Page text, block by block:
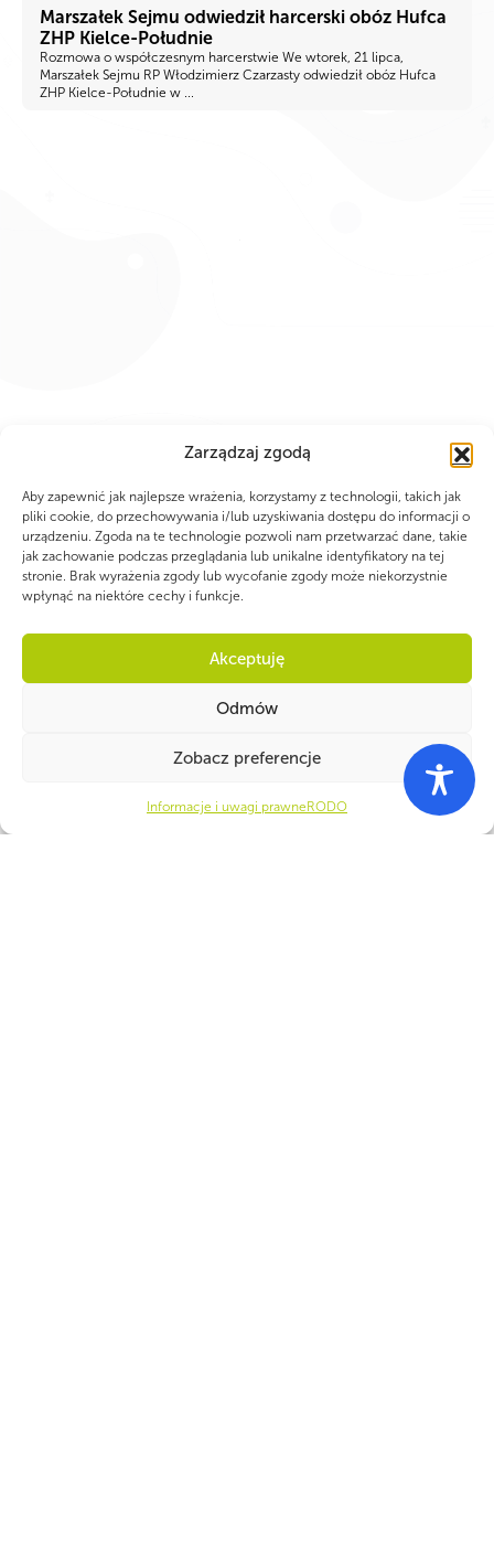
Zarządzaj zgodą
Aby zapewnić jak najlepsze wrażenia, korzystamy z technologii, takich jak
pliki cookie, do przechowywania i/lub uzyskiwania dostępu do informacji o
urządzeniu. Zgoda na te technologie pozwoli nam przetwarzać dane, takie
jak zachowanie podczas przeglądania lub unikalne identyfikatory na tej
stronie. Brak wyrażenia zgody lub wycofanie zgody może niekorzystnie
wpłynąć na niektóre cechy i funkcje.
Akceptuję
Odmów
Zobacz preferencje
Informacje i uwagi prawne RODO
Marszałek Sejmu odwiedził harcerski obóz Hufca
ZHP Kielce-Południe
Rozmowa o współczesnym harcerstwie We wtorek, 21 lipca,
Marszałek Sejmu RP Włodzimierz Czarzasty odwiedził obóz Hufca
ZHP Kielce-Południe w ...